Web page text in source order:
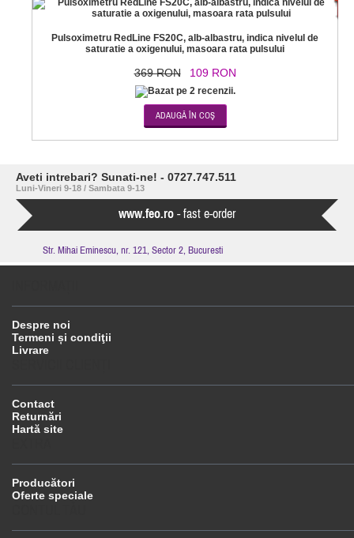
Pulsoximetru RedLine FS20C, alb-albastru, indica nivelul de
saturatie a oxigenului, masoara rata pulsului
369 RON 109 RON
Aveti intrebari? Sunati-ne! - 0727.747.511
Luni-Vineri 9-18 / Sambata 9-13
www.feo.ro - fast e-order
Str. Mihai Eminescu, nr. 121, Sector 2, Bucuresti
Despre noi
Termeni și condiţii
Livrare
Contact
Returnări
Hartă site
Producători
Oferte speciale